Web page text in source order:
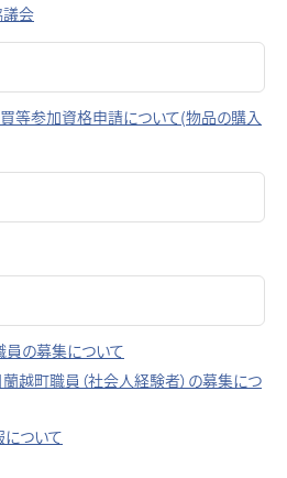
会
等参加資格申請について(物品の購入
の募集について
蘭越町職員（社会人経験者）の募集につ
ついて